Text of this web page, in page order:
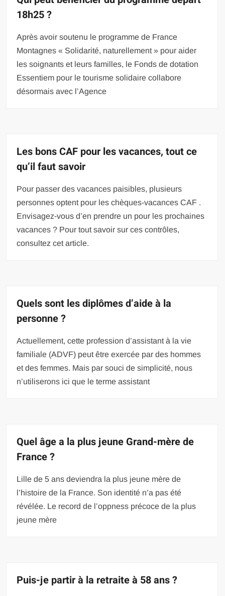
18h25 ?
Après avoir soutenu le programme de France
Montagnes « Solidarité, naturellement » pour aider
les soignants et leurs familles, le Fonds de dotation
Essentiem pour le tourisme solidaire collabore
désormais avec l’Agence
Les bons CAF pour les vacances, tout ce
qu’il faut savoir
Pour passer des vacances paisibles, plusieurs
personnes optent pour les chèques-vacances CAF .
Envisagez-vous d’en prendre un pour les prochaines
vacances ? Pour tout savoir sur ces contrôles,
consultez cet article.
Quels sont les diplômes d’aide à la
personne ?
Actuellement, cette profession d’assistant à la vie
familiale (ADVF) peut être exercée par des hommes
et des femmes. Mais par souci de simplicité, nous
n’utiliserons ici que le terme assistant
Quel âge a la plus jeune Grand-mère de
France ?
Lille de 5 ans deviendra la plus jeune mère de
l’histoire de la France. Son identité n’a pas été
révélée. Le record de l’oppness précoce de la plus
jeune mère
Puis-je partir à la retraite à 58 ans ?